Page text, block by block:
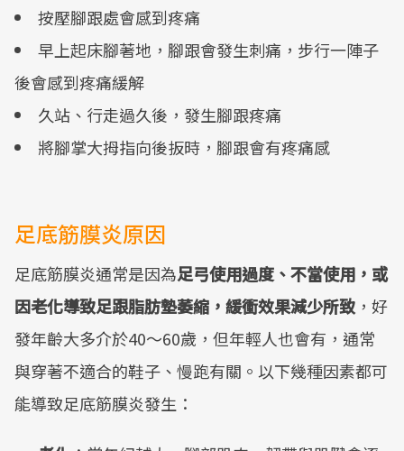
按壓腳跟處會感到疼痛
早上起床腳著地，腳跟會發生刺痛，步行一陣子
後會感到疼痛緩解
久站、行走過久後，發生腳跟疼痛
將腳掌大拇指向後扳時，腳跟會有疼痛感
足底筋膜炎原因
足底筋膜炎通常是因為足弓使用過度、不當使用，或
因老化導致足跟脂肪墊萎縮，緩衝效果減少所致 ，好
發年齡大多介於40～60歲，但年輕人也會有，通常
與穿著不適合的鞋子、慢跑有關。以下幾種因素都可
能導致足底筋膜炎發生：